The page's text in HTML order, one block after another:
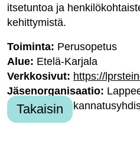
itsetuntoa ja
kehittymistä.
Toiminta: Perusopetus
Alue: Etelä-Karjala
Verkkosivut: https://
Jäsenorganisaatio:
steinerkoulun
Takaisin